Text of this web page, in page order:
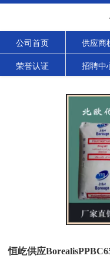
公司首页 供应商
荣誉认证 招聘中
恒屹供应